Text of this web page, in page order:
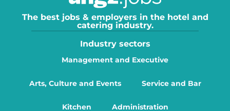
The best jobs & employers in the hotel and
catering industry.
Industry sectors
Management and Executive
Arts, Culture and Events Service and Bar
Kitchen Administration